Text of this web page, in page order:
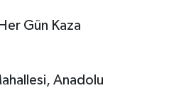
Gün Kaza
Anadolu